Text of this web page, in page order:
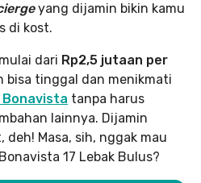
yang dijamin bikin kamu
di kost.
dari Rp2,5 jutaan per
bisa tinggal dan menikmati
Bonavista tanpa harus
lainnya. Dijamin
deh! Masa, sih, nggak mau
17 Lebak Bulus?